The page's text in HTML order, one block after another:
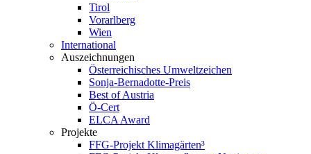
Tirol
Vorarlberg
Wien
International
Auszeichnungen
Österreichisches Umweltzeichen
Sonja-Bernadotte-Preis
Best of Austria
Ö-Cert
ELCA Award
Projekte
FFG-Projekt Klimagärten³